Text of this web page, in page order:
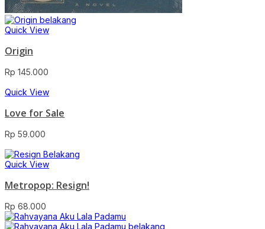
Quick View
Origin
Rp 145.000
Quick View
Love for Sale
Rp 59.000
Quick View
Metropop: Resign!
Rp 68.000